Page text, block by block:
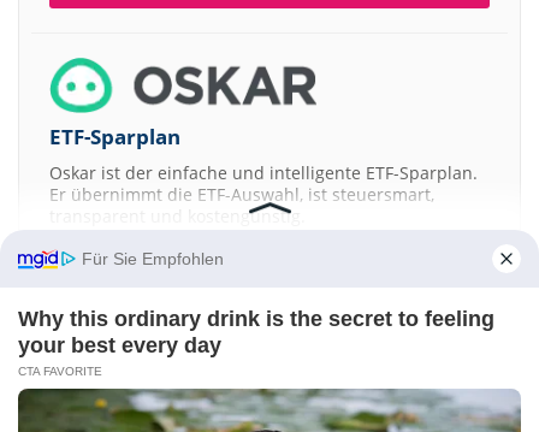
ETF-Sparplan
Oskar ist der einfache und intelligente ETF-Sparplan.
Er übernimmt die ETF-Auswahl, ist steuersmart,
transparent und kostengünstig.
JETZT MEHR ERFAHREN
Aktien ATX DAX EuroStoxx 50 Dow Jones NASDAQ 100 Nikkei 225
Für Sie Empfohlen
Why this ordinary drink is the secret to feeling
your best every day
CTA FAVORITE